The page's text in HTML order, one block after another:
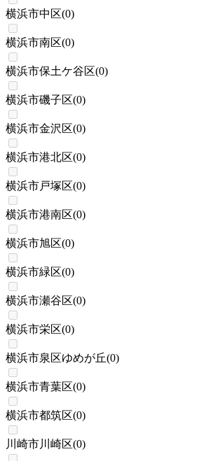
横浜市中区(0)
横浜市南区(0)
横浜市保土ケ谷区(0)
横浜市磯子区(0)
横浜市金沢区(0)
横浜市港北区(0)
横浜市戸塚区(0)
横浜市港南区(0)
横浜市旭区(0)
横浜市緑区(0)
横浜市瀬谷区(0)
横浜市栄区(0)
横浜市泉区ゆめが丘(0)
横浜市青葉区(0)
横浜市都筑区(0)
川崎市川崎区(0)